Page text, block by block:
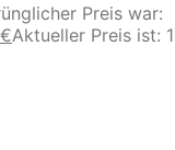
Preis war:
€Aktueller Preis ist: